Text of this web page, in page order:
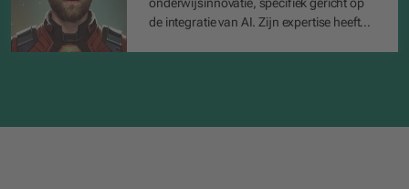
onderwijsinnovatie, specifiek gericht op
de integratie van AI. Zijn expertise heeft